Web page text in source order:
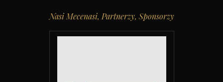
Nasi Mecenasi, Partnerzy, Sponsorzy